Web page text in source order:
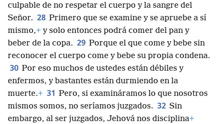
culpable de no respetar el cuerpo y la sangre del
Señor. 28 Primero que se examine y se apruebe a sí
mismo,+ y solo entonces podrá comer del pan y
beber de la copa. 29 Porque el que come y bebe sin
reconocer el cuerpo come y bebe su propia condena.
30 Por eso muchos de ustedes están débiles y
enfermos, y bastantes están durmiendo en la
muerte.+ 31 Pero, si examináramos lo que nosotros
mismos somos, no seríamos juzgados. 32 Sin
embargo, al ser juzgados, Jehová nos disciplina+